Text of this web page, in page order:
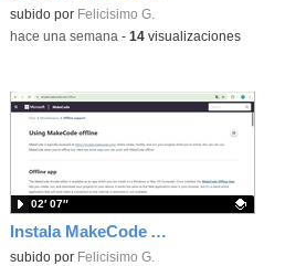
Contenido educativo.
subido por Felicisimo G.
-hace una semana - 14visualizaciones
Instala MakeCode Arcade offline para programar grandes juegos sin necesidad de Internet
Contenido educativo.
subido por Felicisimo G.
02′ 07″